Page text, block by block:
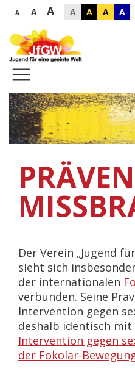
A A A A A A A
Der Verein „Jugend
sieht sich
der internationalen
verbunden. Seine
Intervention gegen
deshalb identisch mit
Intervention gegen
der Fokolar-